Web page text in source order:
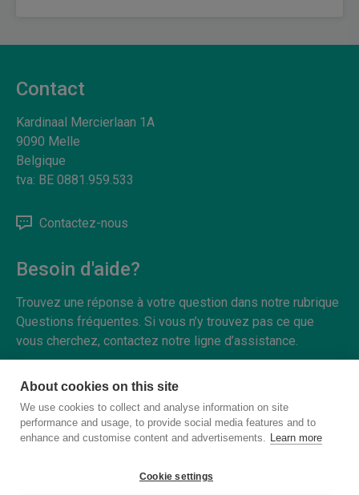
Contact
Kardinaal Mercierlaan 1A
9090 Melle
Belgique
tva: BE 0881.959.533
Contactez-nous
Besoin d'aide?
Trouvez une réponse à votre question dans notre rubrique
Questions fréquentes. Si vous n’y trouvez pas ce que
vous cherchez, contactez notre ligne d’assistance.
FAQ
About cookies on this site
We use cookies to collect and analyse information on site
performance and usage, to provide social media features and to
enhance and customise content and advertisements. Learn more
Cookie settings